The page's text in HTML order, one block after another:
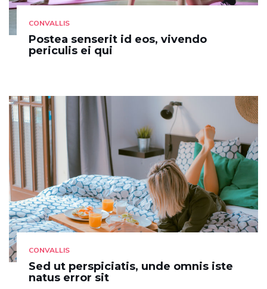
CONVALLIS
Postea senserit id eos, vivendo
periculis ei qui
CONVALLIS
Sed ut perspiciatis, unde omnis iste
natus error sit